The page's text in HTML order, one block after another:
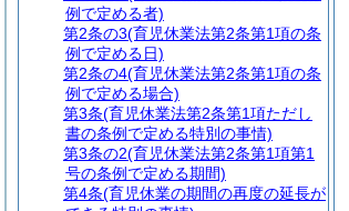
例で定める者)
第2条の3(育児休業法第2条第1項の条
例で定める日)
第2条の4(育児休業法第2条第1項の条
例で定める場合)
第3条(育児休業法第2条第1項ただし
書の条例で定める特別の事情)
第3条の2(育児休業法第2条第1項第1
号の条例で定める期間)
第4条(育児休業の期間の再度の延長が